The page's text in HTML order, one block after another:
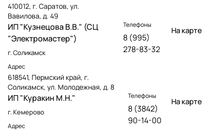
410012, г. Саратов, ул.
Вавилова, д. 49
ИП "Кузнецова В.В." (СЦ
"Электромастер")
г. Соликамск
Адрес
618541, Пермский край, г.
Соликамск, ул. Молодежная, д. 8
Телефоны
8 (995)
278-83-32
На карте
ИП "Куракин М.Н."
г. Кемерово
Адрес
Телефоны
8 (3842)
90-14-00
На карте